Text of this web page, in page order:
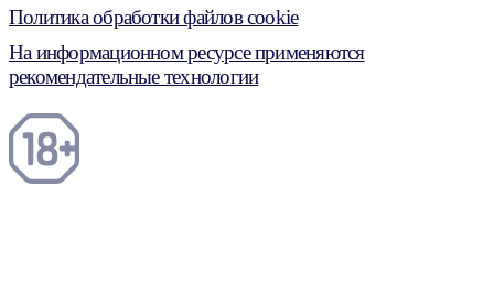
Политика обработки файлов cookie
На информационном ресурсе применяются
рекомендательные технологии